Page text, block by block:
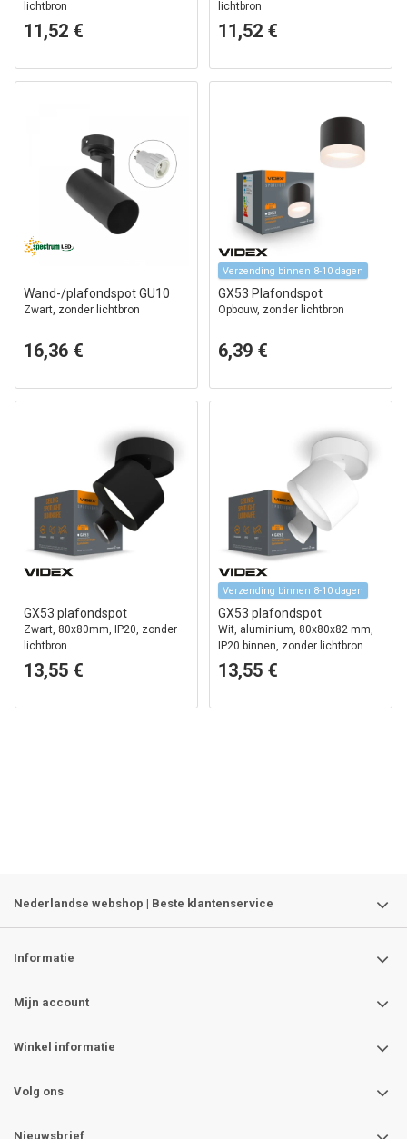
lichtbron
11,52 €
lichtbron
11,52 €
Wand-/plafondspot GU10
Zwart, zonder lichtbron
16,36 €
Verzending binnen 8-10 dagen
GX53 Plafondspot
Opbouw, zonder lichtbron
6,39 €
GX53 plafondspot
Zwart, 80x80mm, IP20, zonder
lichtbron
13,55 €
Verzending binnen 8-10 dagen
GX53 plafondspot
Wit, aluminium, 80x80x82 mm,
IP20 binnen, zonder lichtbron
13,55 €
Nederlandse webshop | Beste klantenservice
Informatie
Mijn account
Winkel informatie
Volg ons
Nieuwsbrief